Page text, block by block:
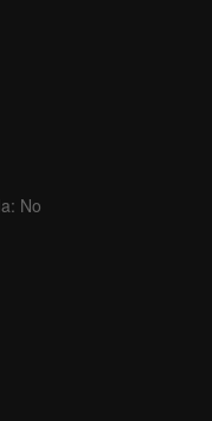
No